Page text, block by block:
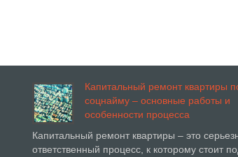
Капитальный ремонт квартиры
соцнайму – основные работы и
особенности процесса
Капитальный ремонт квартиры – это
ответственный процесс, к которому стоит